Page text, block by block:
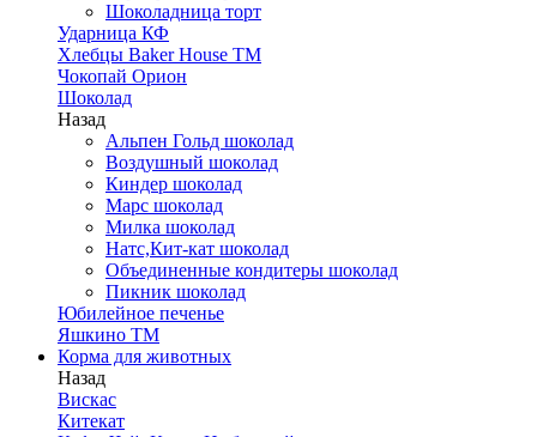
Шоколадница торт
Ударница КФ
Хлебцы Baker House ТМ
Чокопай Орион
Шоколад
Назад
Альпен Гольд шоколад
Воздушный шоколад
Киндер шоколад
Марс шоколад
Милка шоколад
Натс,Кит-кат шоколад
Объединенные кондитеры шоколад
Пикник шоколад
Юбилейное печенье
Яшкино ТМ
Корма для животных
Назад
Вискас
Китекат